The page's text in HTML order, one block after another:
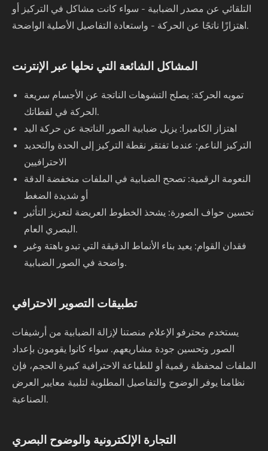
التلقائي عن مصدر الضبابية - سواء كانت مشاكل في التركيز أو
اهتزازًا ناتجًا عن الحركة - واستعادة التفاصيل الأصلية الواضحة.
المشاكل الشائعة التي نحلها عبر الإنترنت
تمويه الحركة: يصلح التشوهات الناتجة عن الأجسام سريعة
الحركة في لقطاتك.
اهتزاز الكاميرا: يزيل ضبابية الصور الناتجة عن حركة اليد
التركيز الناعم: عندما تفتقر نقطة التركيز إلى الحدة والتحديد
الاحترافيين
النعومة الرقمية: تصحح الضبابية في الملفات منخفضة الدقة
أو شديدة الضغط
تحسين حواف الصورة: يشحذ الخطوط العريضة لتعزيز التأثير
البصري العام.
فقدان القوام: يعيد بناء الأنماط الدقيقة التي تبدو باهتة وغير
واضحة في الصور الضبابية.
تطبيقات التصوير الاحترافي
يستخدم محترفو الإعلام منصتنا لإزالة الضبابية من أرشيفات
الصور وتحسين جودة مشاريعهم. سواء كانوا يقومون بإعداد
الملفات لمحفظة رقمية أو للطباعة الاحترافية كبيرة الحجم، فإن
نظامنا يوفر الوضوح والتفاصيل المطلوبة لتلبية معايير العرض
الصناعية.
التجارة الإلكترونية والوضوح البصري